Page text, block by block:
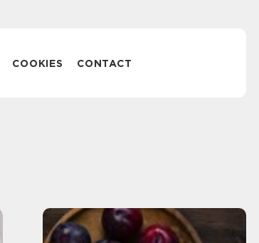
COOKIES CONTACT